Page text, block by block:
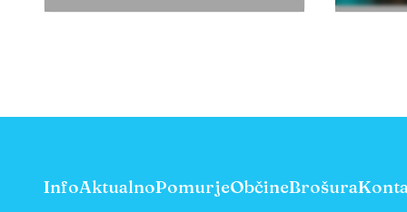
InfoAktualnoPomurjeObčineBrošura